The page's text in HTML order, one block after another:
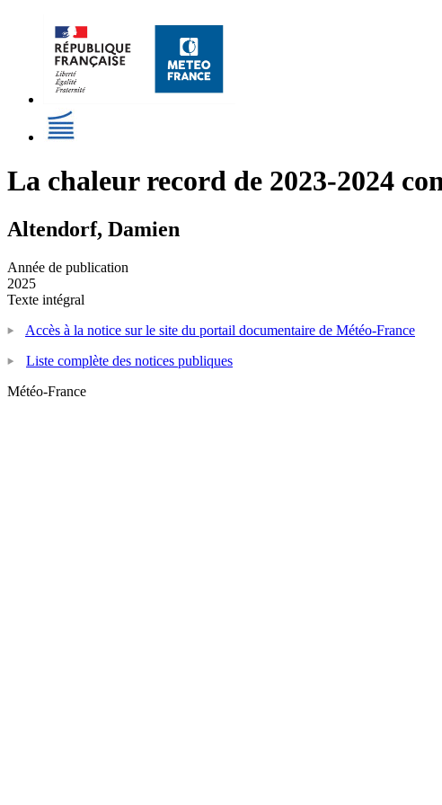
La chaleur record de 2023-2024
Altendorf, Damien
Année de publication
2025
Texte intégral
Accès à la notice sur le site du portail documentaire de Météo-France
Liste complète des notices publiques
Météo-France